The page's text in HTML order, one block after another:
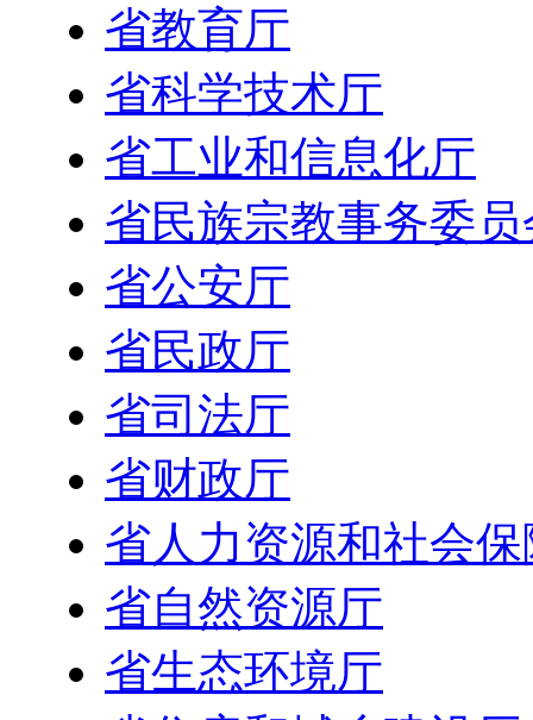
省教育厅
省科学技术厅
省工业和信息化厅
省民族宗教事务委员
省公安厅
省民政厅
省司法厅
省财政厅
省人力资源和社会
省自然资源厅
省生态环境厅